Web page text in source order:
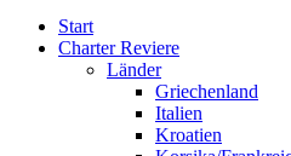
Start
Charter Reviere
Länder
Griechenland
Italien
Kroatien